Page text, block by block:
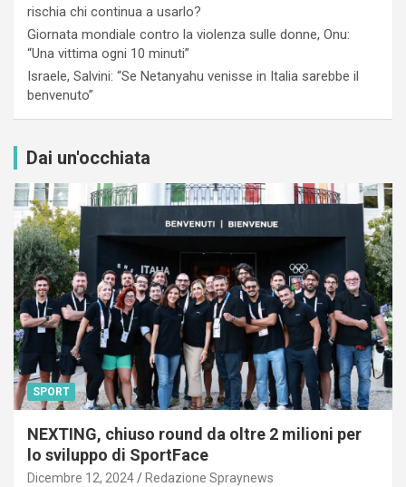
rischia chi continua a usarlo?
Giornata mondiale contro la violenza sulle donne, Onu:
“Una vittima ogni 10 minuti”
Israele, Salvini: “Se Netanyahu venisse in Italia sarebbe il
benvenuto”
Dai un'occhiata
SPORT
NEXTING, chiuso round da oltre 2 milioni per
lo sviluppo di SportFace
Dicembre 12, 2024 Redazione Spraynews